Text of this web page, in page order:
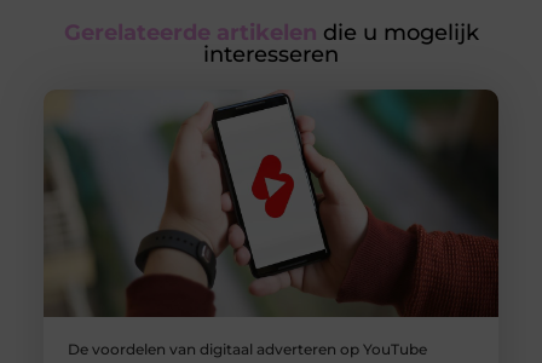
Gerelateerde artikelen die u mogelijk
interesseren
De voordelen van digitaal adverteren op YouTube